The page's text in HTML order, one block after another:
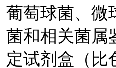
葡萄球菌、微
菌和相关菌属
定试剂盒（比